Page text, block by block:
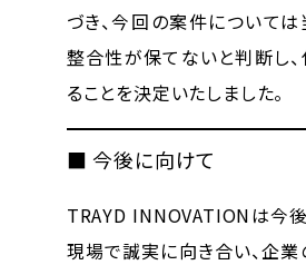
づき、今回の案件について
整合性が保てないと判断し
ることを決定いたしました。
■ 今後に向けて
TRAYD INNOVATIONは今
現場で誠実に向き合い、企